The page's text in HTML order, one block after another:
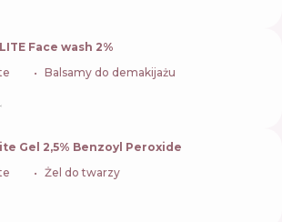
Face wash 2%
Balsamy do demakijażu
Gel 2,5% Benzoyl Peroxide
Żel do twarzy